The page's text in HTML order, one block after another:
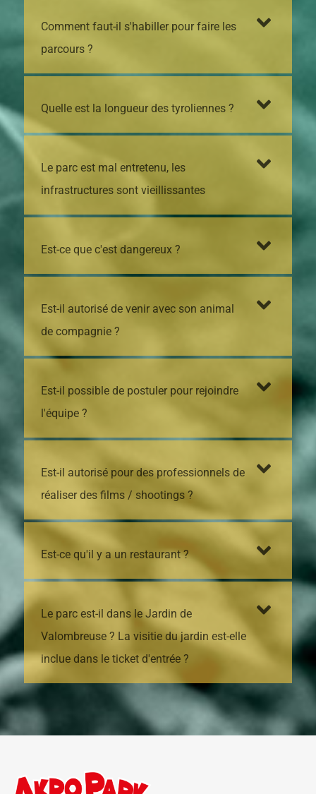
Comment faut-il s'habiller pour faire les
parcours ?
Quelle est la longueur des tyroliennes ?
Le parc est mal entretenu, les
infrastructures sont vieillissantes
Est-ce que c'est dangereux ?
Est-il autorisé de venir avec son animal
de compagnie ?
Est-il possible de postuler pour rejoindre
l'équipe ?
Est-il autorisé pour des professionnels de
réaliser des films / shootings ?
Est-ce qu'il y a un restaurant ?
Le parc est-il dans le Jardin de
Valombreuse ? La visitie du jardin est-elle
inclue dans le ticket d'entrée ?